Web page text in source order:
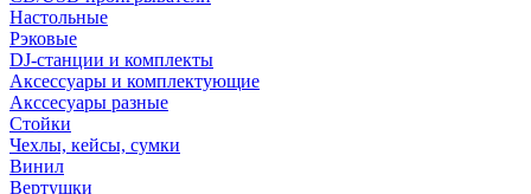
Настольные
Рэковые
DJ-станции и комплекты
Аксессуары и комплектующие
Акссесуары разные
Стойки
Чехлы, кейсы, сумки
Винил
Вертушки